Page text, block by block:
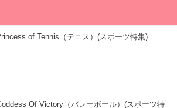
of Tennis（テニス）(スポーツ特集)
Of Victory（バレーボール）(スポーツ特